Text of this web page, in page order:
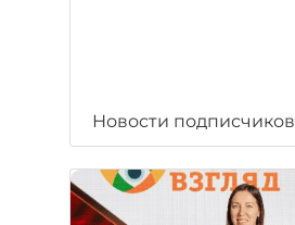
Новости подписчиков